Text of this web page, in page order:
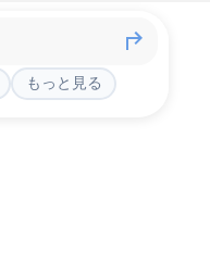
もっと見る